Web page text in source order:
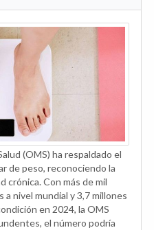
(OMS) ha respaldado el
de peso, reconociendo la
crónica. Con más de mil
nivel mundial y 3,7 millones
en 2024, la OMS
el número podría